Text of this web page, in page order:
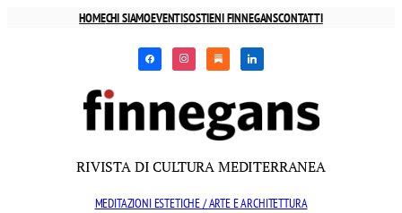
HOMECHI SIAMOEVENTISOSTIENI FINNEGANSCONTATTI
facebookinstagramsubstacklinkedin
RIVISTA DI CULTURA MEDITERRANEA
MEDITAZIONI ESTETICHE / ARTE E ARCHITETTURA